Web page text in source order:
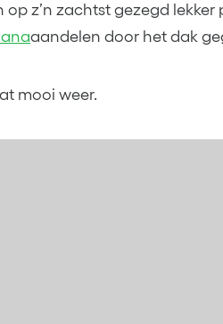
z’n zachtst gezegd lekker
aandelen door het dak
mooi weer.